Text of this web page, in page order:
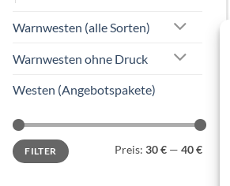
Warnwesten (alle Sorten)
Warnwesten ohne Druck
Westen (Angebotspakete)
Min.
Preis
Max.
PreisFILTER Preis: 30 € — 40 €